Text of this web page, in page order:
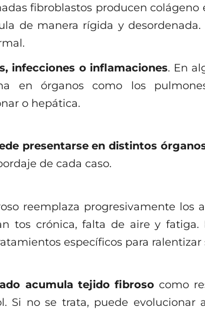
fibroblastos producen colágeno
de manera rígida y
infecciones o inflamaciones. En
en órganos como los
o hepática.
presentarse en distintos
de cada caso.
reemplaza progresivamente los
tos crónica, falta de aire y fatiga.
específicos para ralentizar
acumula tejido fibrosocomo
Si no se trata, puede evolucionar